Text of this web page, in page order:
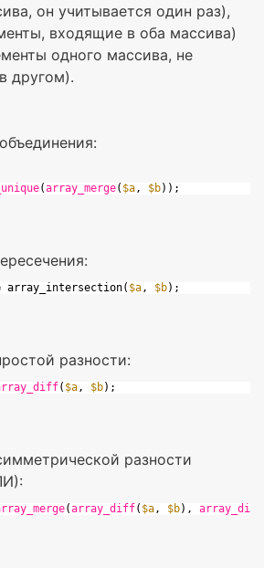
он учитывается один раз),
входящие в оба массива)
одного массива, не
другом).
(array_merge( $a, $b));
array_intersection( $a, $b);
разности:
( $a, $b);
разности
(array_diff( $a, $b), array_diff